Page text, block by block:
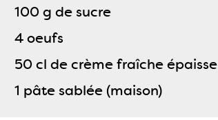
100 g de sucre
4 oeufs
50 cl de crème fraîche épaisse
1 pâte sablée (maison)